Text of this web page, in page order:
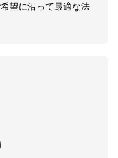
望に沿って最適な法